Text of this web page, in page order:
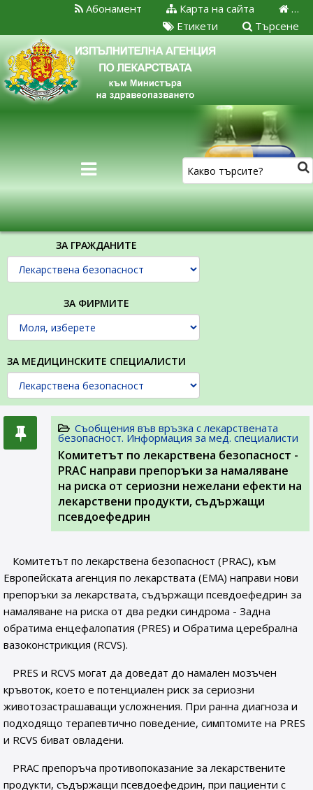
…
Карта на сайта
Абонамент
Търсене
Етикети
ЗА ГРАЖДАНИТЕ
ЗА ФИРМИТЕ
ЗА МЕДИЦИНСКИТЕ СПЕЦИАЛИСТИ
Съобщения във връзка с лекарствената
безопасност. Информация за мед. специалисти
Комитетът по лекарствена безопасност -
PRAC направи препоръки за намаляване
на риска от сериозни нежелани ефекти на
лекарствени продукти, съдържащи
псевдоефедрин
Комитетът по лекарствена безопасност (PRAC), към
Европейската агенция по лекарствата (ЕМА) направи нови
препоръки за лекарствата, съдържащи псевдоефедрин за
намаляване на риска от два редки синдрома - Задна
обратима енцефалопатия (PRES) и Обратима церебрална
вазоконстрикция (RCVS).
PRES и RCVS могат да доведат до намален мозъчен
кръвоток, което е потенциален риск за сериозни
животозастрашаващи усложнения. При ранна диагноза и
подходящо терапевтично поведение, симптомите на PRES
и RCVS биват овладени.
PRAC препоръча противопоказание за лекарствените
продукти, съдържащи псевдоефедрин, при пациенти с